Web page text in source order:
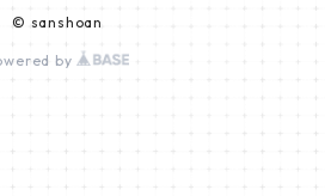
© sanshoan
by